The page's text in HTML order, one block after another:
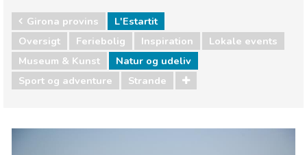
Girona provins
L'Estartit
Oversigt
Feriebolig Inspiration
Lokale events
Museum & Kunst
Natur og udeliv
Sport og adventure
Strande